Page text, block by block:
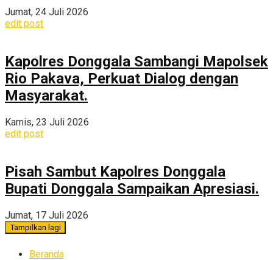
Jumat, 24 Juli 2026
edit post
Kapolres Donggala Sambangi Mapolsek
Rio Pakava, Perkuat Dialog dengan
Masyarakat.
Kamis, 23 Juli 2026
edit post
Pisah Sambut Kapolres Donggala
Bupati Donggala Sampaikan Apresiasi.
Jumat, 17 Juli 2026
Tampilkan lagi
Beranda